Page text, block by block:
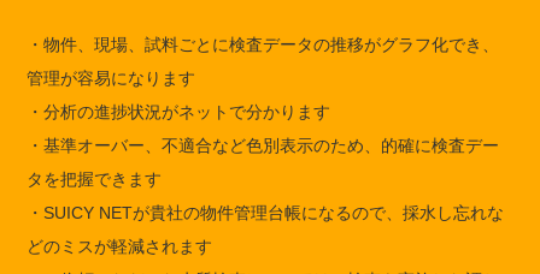
・物件、現場、試料ごとに検査データの推移がグラフ化でき、
管理が容易になります
・分析の進捗状況がネットで分かります
・基準オーバー、不適合など色別表示のため、的確に検査デー
タを把握できます
・SUICY NETが貴社の物件管理台帳になるので、採水し忘れな
どのミスが軽減されます